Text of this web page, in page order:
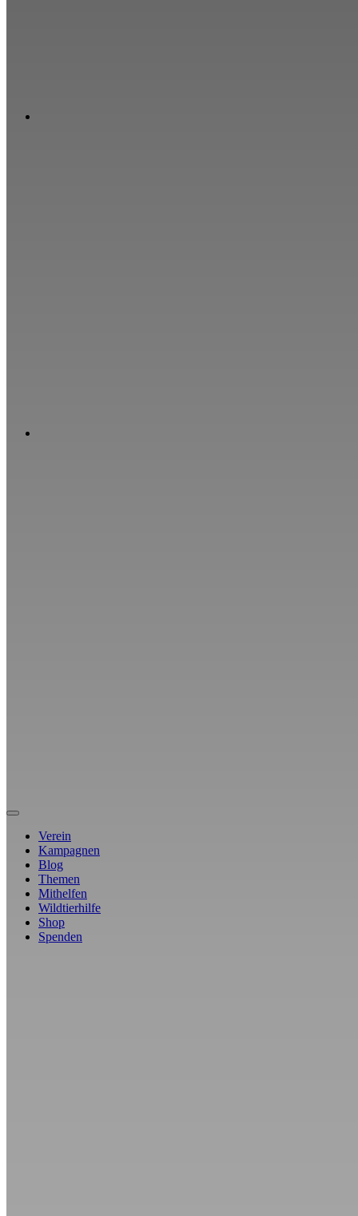
Verein
Kampagnen
Blog
Themen
Mithelfen
Wildtierhilfe
Shop
Spenden